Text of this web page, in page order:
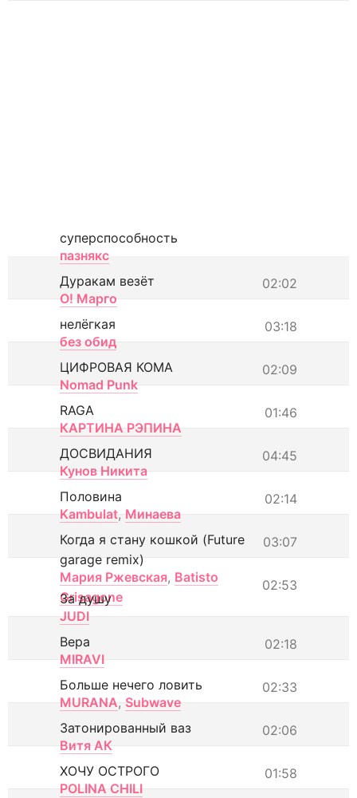
суперспособность
пазнякс
02:02
Дуракам везёт
О! Марго
03:18
нелёгкая
без обид
02:09
ЦИФРОВАЯ КОМА
Nomad Punk
01:46
RAGA
КАРТИНА РЭПИНА
04:45
ДОСВИДАНИЯ
Кунов Никита
02:14
Половина
Kambulat, Минаева
03:07
Когда я стану кошкой (Future
garage remix)
Мария Ржевская, Batisto
Grisagone
02:53
За душу
JUDI
02:18
Вера
MIRAVI
02:33
Больше нечего ловить
MURANA, Subwave
02:06
Затонированный ваз
Витя АК
01:58
ХОЧУ ОСТРОГО
POLINA CHILI